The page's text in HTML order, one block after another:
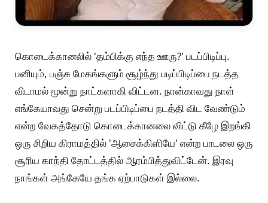
கொடைக்கானலில் 'தம்பிக்கு எந்த ஊரு?' படப்பிடிப்பு.
பனியும், பஞ்சு மேகங்களும் சூழ்ந்து படிப்பிடிப்பை நடத்த
விடாமல் மூன்று நாட்களாகி விட்டன. நான்காவது நாள்
எங்கேயாவது சென்று படப்பிடிப்பை நடத்தி விட வேண்டும்
என்ற வேகத்தோடு கொடைக்கானலை விட்டு கீழே இறங்கி
ஒரு சிறிய கிராமத்தில் 'ஆசைக்கிளியே' என்ற பாடலை ஒரு
சூரிய காந்தி தோட்டத்தில் ஆரம்பித்துவிட்டேன். இரவு
நாங்கள் அங்கேயே தங்க ஏற்பாடுகள் இல்லை.